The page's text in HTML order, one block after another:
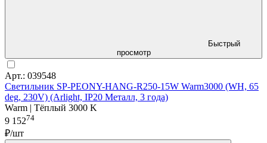
Быстрый
просмотр
Арт.: 039548
Светильник SP-PEONY-HANG-R250-15W Warm3000 (WH, 65
deg, 230V) (Arlight, IP20 Металл, 3 года)
Warm | Тёплый 3000 K
9 15274
₽/шт